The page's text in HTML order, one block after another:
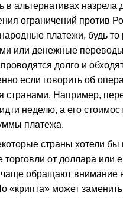
в альтернативах назрела
ограничений против
платежи, будь то
или денежные переводы
долго и
если говорить об
странами. Например,
неделю, а его
платежа.
страны хотели бы
торговли от доллара или
чаще обращают внимание
«крипта» может